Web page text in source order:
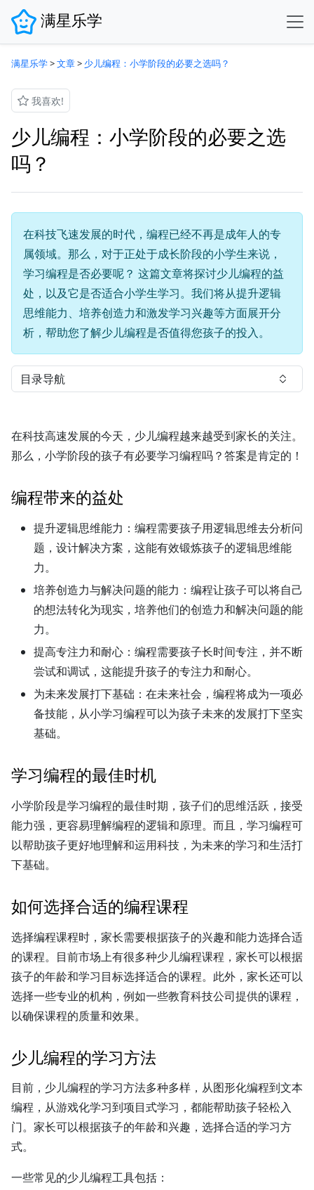
满星乐学
满星乐学>文章> 少儿编程：小学阶段的必要之选吗？
我喜欢!
少儿编程：小学阶段的必要之选
吗？
在科技飞速发展的时代，编程已经不再是成年人的专
属领域。那么，对于正处于成长阶段的小学生来说，
学习编程是否必要呢？ 这篇文章将探讨少儿编程的益
处，以及它是否适合小学生学习。我们将从提升逻辑
思维能力、培养创造力和激发学习兴趣等方面展开分
析，帮助您了解少儿编程是否值得您孩子的投入。
目录导航
在科技高速发展的今天，少儿编程越来越受到家长的关注。
那么，小学阶段的孩子有必要学习编程吗？答案是肯定的！
编程带来的益处
提升逻辑思维能力： 编程需要孩子用逻辑思维去分析问
题，设计解决方案，这能有效锻炼孩子的逻辑思维能
力。
培养创造力与解决问题的能力： 编程让孩子可以将自己
的想法转化为现实，培养他们的创造力和解决问题的能
力。
提高专注力和耐心： 编程需要孩子长时间专注，并不断
尝试和调试，这能提升孩子的专注力和耐心。
为未来发展打下基础： 在未来社会，编程将成为一项必
备技能，从小学习编程可以为孩子未来的发展打下坚实
基础。
学习编程的最佳时机
小学阶段是学习编程的最佳时期，孩子们的思维活跃，接受
能力强，更容易理解编程的逻辑和原理。而且，学习编程可
以帮助孩子更好地理解和运用科技，为未来的学习和生活打
下基础。
如何选择合适的编程课程
选择编程课程时，家长需要根据孩子的兴趣和能力选择合适
的课程。目前市场上有很多种少儿编程课程，家长可以根据
孩子的年龄和学习目标选择适合的课程。此外，家长还可以
选择一些专业的机构，例如一些教育科技公司提供的课程，
以确保课程的质量和效果。
少儿编程的学习方法
目前，少儿编程的学习方法多种多样，从图形化编程到文本
编程，从游戏化学习到项目式学习，都能帮助孩子轻松入
门。家长可以根据孩子的年龄和兴趣，选择合适的学习方
式。
一些常见的少儿编程工具包括：